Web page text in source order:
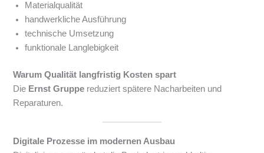
Materialqualität
handwerkliche Ausführung
technische Umsetzung
funktionale Langlebigkeit
Warum Qualität langfristig Kosten spart
Die Ernst Gruppe reduziert spätere Nacharbeiten und
Reparaturen.
Digitale Prozesse im modernen Ausbau